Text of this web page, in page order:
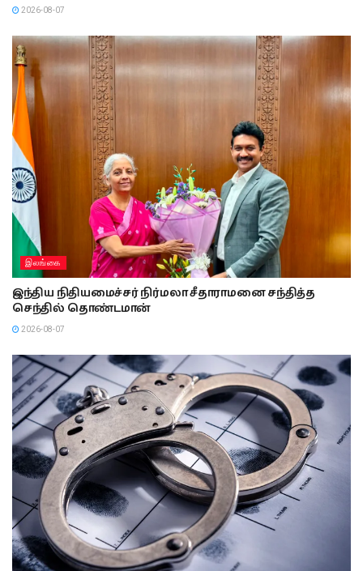
2026-08-07
இலங்கை
இந்திய நிதியமைச்சர் நிர்மலா சீதாராமனை சந்தித்த
செந்தில் தொண்டமான்
2026-08-07